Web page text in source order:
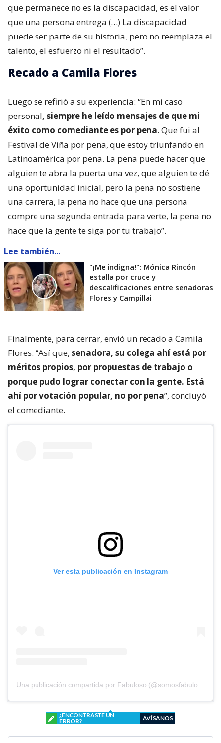
que permanece no es la discapacidad, es el valor
que una persona entrega (…) La discapacidad
puede ser parte de su historia, pero no reemplaza el
talento, el esfuerzo ni el resultado”.
Recado a Camila Flores
Luego se refirió a su experiencia: “En mi caso
personal, siempre he leído mensajes de que mi
éxito como comediante es por pena. Que fui al
Festival de Viña por pena, que estoy triunfando en
Latinoamérica por pena. La pena puede hacer que
alguien te abra la puerta una vez, que alguien te dé
una oportunidad inicial, pero la pena no sostiene
una carrera, la pena no hace que una persona
compre una segunda entrada para verte, la pena no
hace que la gente te siga por tu trabajo”.
Lee también...
"¡Me indigna!": Mónica Rincón
estalla por cruce y
descalificaciones entre senadoras
Flores y Campillai
Finalmente, para cerrar, envió un recado a Camila
Flores: “Así que, senadora, su colega ahí está por
méritos propios, por propuestas de trabajo o
porque pudo lograr conectar con la gente. Está
ahí por votación popular, no por pena”, concluyó
el comediante.
Ver esta publicación en Instagram
Una publicación compartida por Fabuloso (@somosfabuloso)
¿ENCONTRASTE UN
ERROR?
AVÍSANOS